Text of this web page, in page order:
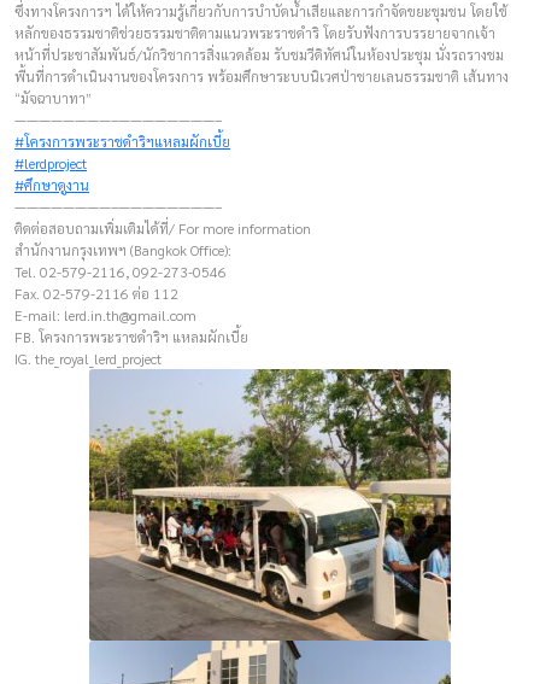
ซึ่งทางโครงการฯ ได้ให้ความรู้เกี่ยวกับการบำบัดน้ำเสียและการกำจัดขยะชุมชน โดยใช้
หลักของธรรมชาติช่วยธรรมชาติตามแนวพระราชดำริ โดยรับฟังการบรรยายจากเจ้า
หน้าที่ประชาสัมพันธ์/นักวิชาการสิ่งแวดล้อม รับชมวีดิทัศน์ในห้องประชุม นั่งรถรางชม
พื้นที่การดำเนินงานของโครงการ พร้อมศึกษาระบบนิเวศป่าชายเลนธรรมชาติ เส้นทาง
“มัจฉาบาทา”
————————–————————–
#โครงการพระราชดำริฯแหลมผักเบี้ย
#lerdproject
#ศึกษาดูงาน
————————–————————–
ติดต่อสอบถามเพิ่มเติมได้ที่/ For more information
สำนักงานกรุงเทพฯ (Bangkok Office):
Tel. 02-579-2116, 092-273-0546
Fax. 02-579-2116 ต่อ 112
E-mail: lerd.in.th@gmail.com
FB. โครงการพระราชดำริฯ แหลมผักเบี้ย
IG. the_royal_lerd_project